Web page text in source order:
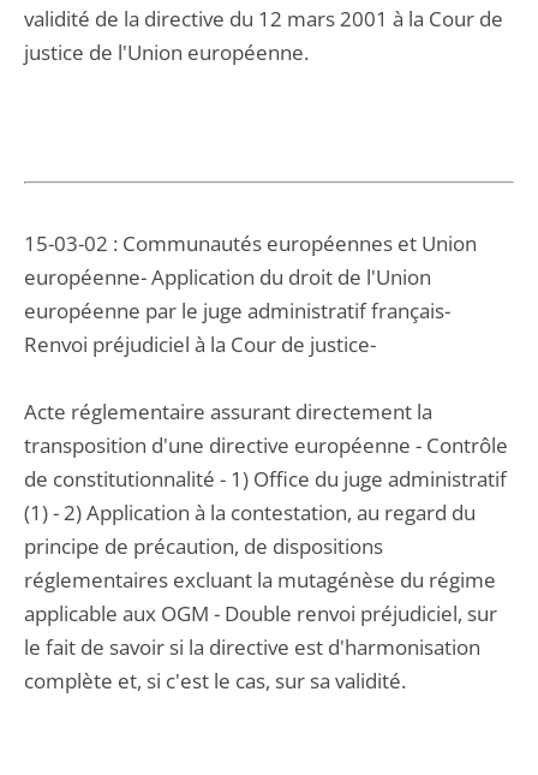
validité de la directive du 12 mars 2001 à la Cour de
justice de l'Union européenne.
15-03-02 : Communautés européennes et Union
européenne- Application du droit de l'Union
européenne par le juge administratif français-
Renvoi préjudiciel à la Cour de justice-
Acte réglementaire assurant directement la
transposition d'une directive européenne - Contrôle
de constitutionnalité - 1) Office du juge administratif
(1) - 2) Application à la contestation, au regard du
principe de précaution, de dispositions
réglementaires excluant la mutagénèse du régime
applicable aux OGM - Double renvoi préjudiciel, sur
le fait de savoir si la directive est d'harmonisation
complète et, si c'est le cas, sur sa validité.